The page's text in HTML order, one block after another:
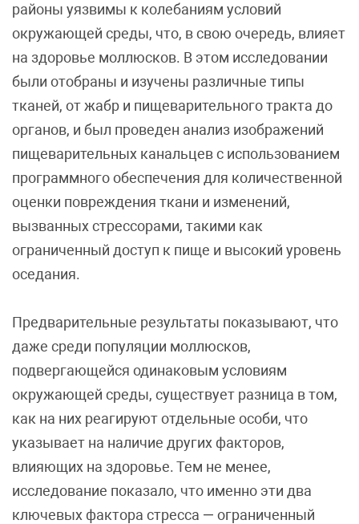
районы уязвимы к колебаниям условий
окружающей среды, что, в свою очередь, влияет
на здоровье моллюсков. В этом исследовании
были отобраны и изучены различные типы
тканей, от жабр и пищеварительного тракта до
органов, и был проведен анализ изображений
пищеварительных канальцев с использованием
программного обеспечения для количественной
оценки повреждения ткани и изменений,
вызванных стрессорами, такими как
ограниченный доступ к пище и высокий уровень
оседания.
Предварительные результаты показывают, что
даже среди популяции моллюсков,
подвергающейся одинаковым условиям
окружающей среды, существует разница в том,
как на них реагируют отдельные особи, что
указывает на наличие других факторов,
влияющих на здоровье. Тем не менее,
исследование показало, что именно эти два
ключевых фактора стресса — ограниченный